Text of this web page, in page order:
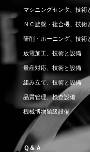
マシニングセンタ、技術
ＮＣ旋盤・複合機、技術
研削・ホーニング、技術
放電加工、技術と設備
量産対応、技術と設備
組み立て、技術と設備
品質管理、検査設備
機械博物館級設備
Ｑ＆Ａ